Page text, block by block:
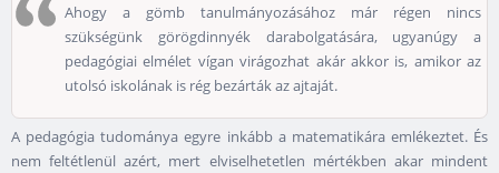
Ahogy a gömb tanulmányozásához már régen nincs
szükségünk görögdinnyék darabolgatására, ugyanúgy a
pedagógiai elmélet vígan virágozhat akár akkor is, amikor az
utolsó iskolának is rég bezárták az ajtaját.
A pedagógia tudománya egyre inkább a matematikára emlékeztet. És
nem feltétlenül azért, mert elviselhetetlen mértékben akar mindent